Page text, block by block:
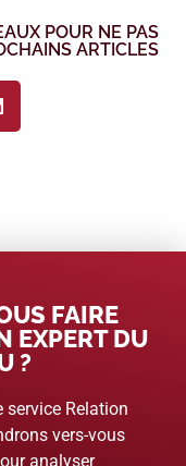
POUR NE PAS
ARTICLES
FAIRE
EXPERT DU
?
service Relation
vers-vous
analyser